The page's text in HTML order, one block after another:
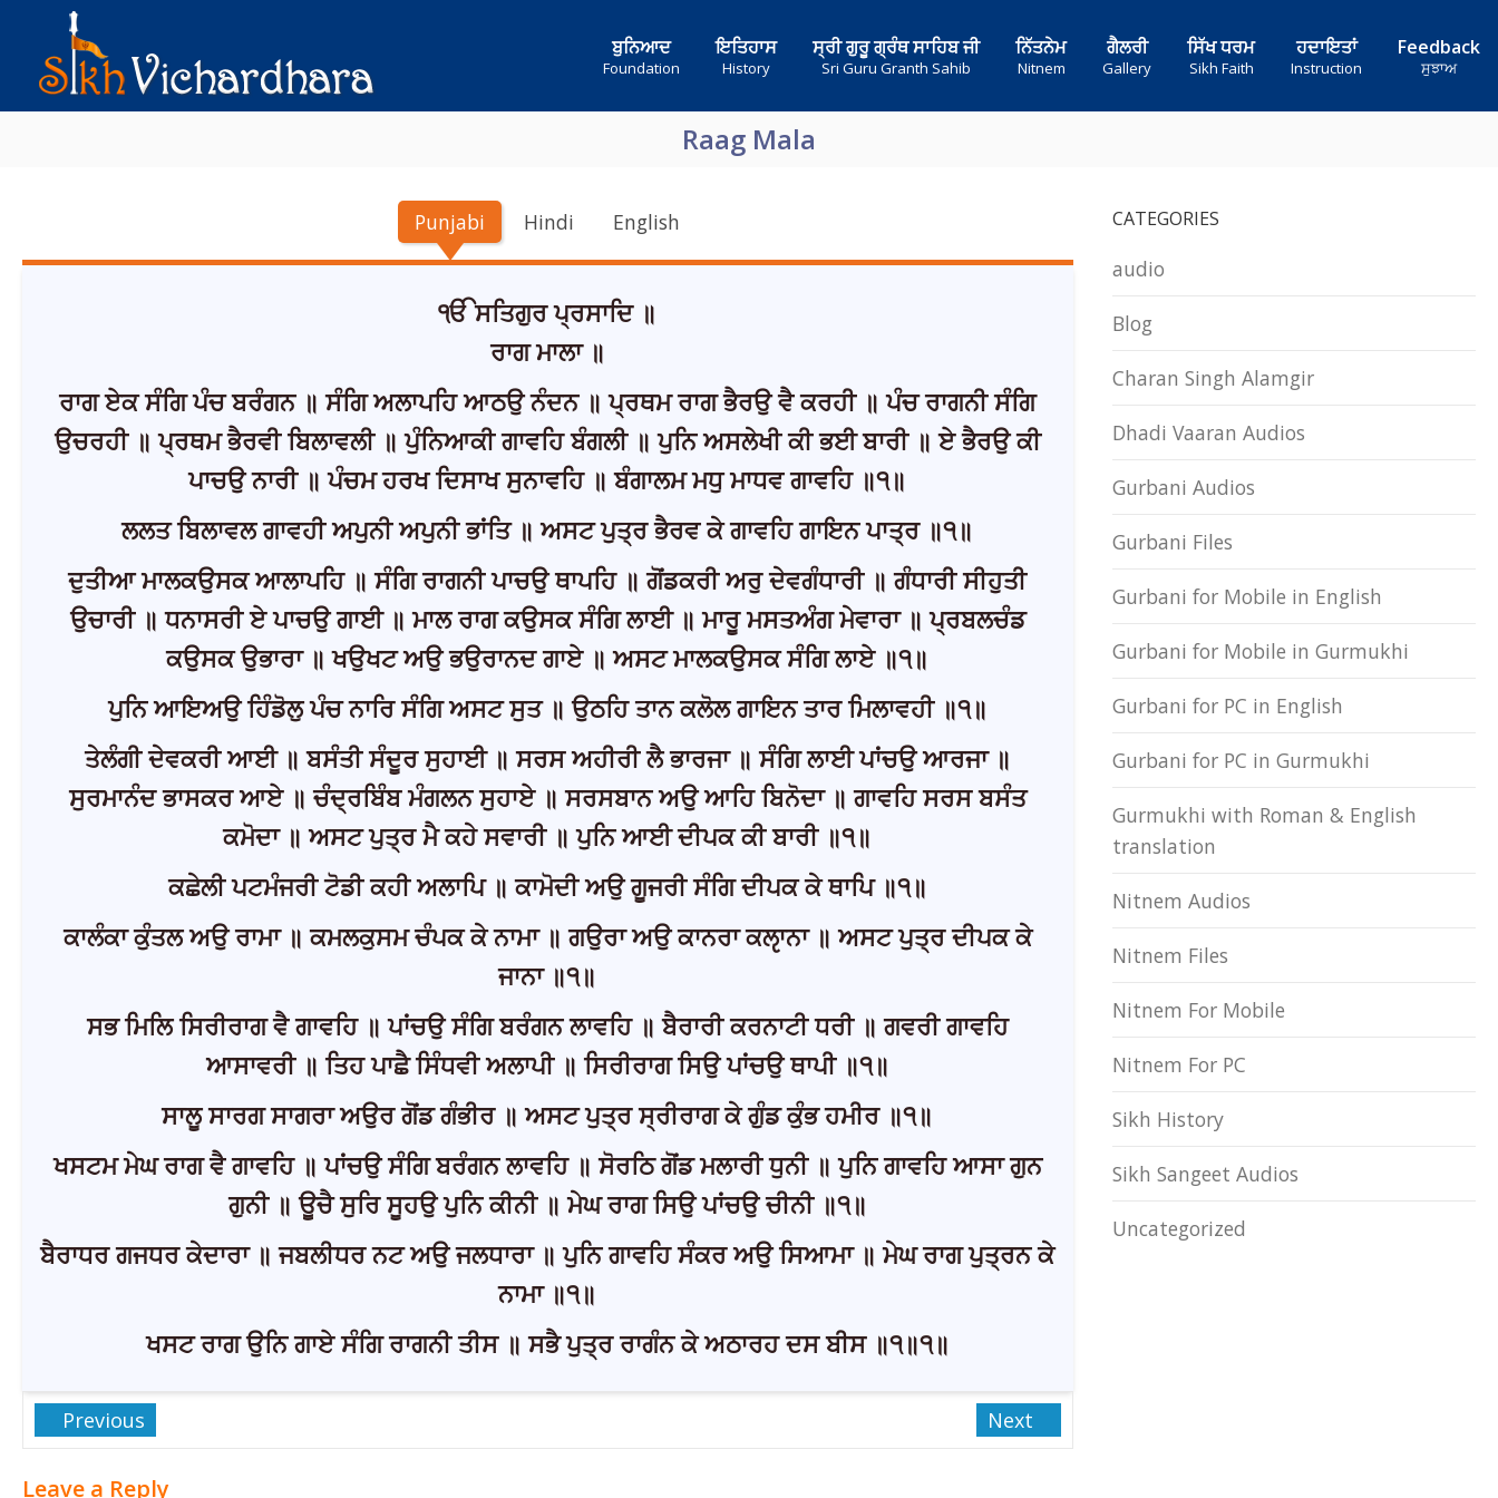
ਬੁਨਿਆਦ
Foundation
ਇਤਿਹਾਸ
History
ਸ੍ਰੀ ਗੁਰੂ ਗ੍ਰੰਥ ਸਾਹਿਬ ਜੀ
Sri Guru Granth Sahib
ਨਿੱਤਨੇਮ
Nitnem
ਗੈਲਰੀ
Gallery
ਸਿੱਖ ਧਰਮ
Sikh Faith
ਹਦਾਇਤਾਂ
Instruction
Feedback
ਸੁਝਾਅ
Raag Mala
Punjabi Hindi English
ੴ ਸਤਿਗੁਰ ਪ੍ਰਸਾਦਿ ॥
ਰਾਗ ਮਾਲਾ ॥
ਰਾਗ ਏਕ ਸੰਗਿ ਪੰਚ ਬਰੰਗਨ ॥ ਸੰਗਿ ਅਲਾਪਹਿ ਆਠਉ ਨੰਦਨ ॥ ਪ੍ਰਥਮ ਰਾਗ ਭੈਰਉ ਵੈ ਕਰਹੀ ॥ ਪੰਚ ਰਾਗਨੀ ਸੰਗਿ
ਉਚਰਹੀ ॥ ਪ੍ਰਥਮ ਭੈਰਵੀ ਬਿਲਾਵਲੀ ॥ ਪੁੰਨਿਆਕੀ ਗਾਵਹਿ ਬੰਗਲੀ ॥ ਪੁਨਿ ਅਸਲੇਖੀ ਕੀ ਭਈ ਬਾਰੀ ॥ ਏ ਭੈਰਉ ਕੀ
ਪਾਚਉ ਨਾਰੀ ॥ ਪੰਚਮ ਹਰਖ ਦਿਸਾਖ ਸੁਨਾਵਹਿ ॥ ਬੰਗਾਲਮ ਮਧੁ ਮਾਧਵ ਗਾਵਹਿ ॥੧॥
ਲਲਤ ਬਿਲਾਵਲ ਗਾਵਹੀ ਅਪੁਨੀ ਅਪੁਨੀ ਭਾਂਤਿ ॥ ਅਸਟ ਪੁਤ੍ਰ ਭੈਰਵ ਕੇ ਗਾਵਹਿ ਗਾਇਨ ਪਾਤ੍ਰ ॥੧॥
ਦੁਤੀਆ ਮਾਲਕਉਸਕ ਆਲਾਪਹਿ ॥ ਸੰਗਿ ਰਾਗਨੀ ਪਾਚਉ ਥਾਪਹਿ ॥ ਗੋਂਡਕਰੀ ਅਰੁ ਦੇਵਗੰਧਾਰੀ ॥ ਗੰਧਾਰੀ ਸੀਹੁਤੀ
ਉਚਾਰੀ ॥ ਧਨਾਸਰੀ ਏ ਪਾਚਉ ਗਾਈ ॥ ਮਾਲ ਰਾਗ ਕਉਸਕ ਸੰਗਿ ਲਾਈ ॥ ਮਾਰੂ ਮਸਤਅੰਗ ਮੇਵਾਰਾ ॥ ਪ੍ਰਬਲਚੰਡ
ਕਉਸਕ ਉਭਾਰਾ ॥ ਖਉਖਟ ਅਉ ਭਉਰਾਨਦ ਗਾਏ ॥ ਅਸਟ ਮਾਲਕਉਸਕ ਸੰਗਿ ਲਾਏ ॥੧॥
ਪੁਨਿ ਆਇਅਉ ਹਿੰਡੋਲੁ ਪੰਚ ਨਾਰਿ ਸੰਗਿ ਅਸਟ ਸੁਤ ॥ ਉਠਹਿ ਤਾਨ ਕਲੋਲ ਗਾਇਨ ਤਾਰ ਮਿਲਾਵਹੀ ॥੧॥
ਤੇਲੰਗੀ ਦੇਵਕਰੀ ਆਈ ॥ ਬਸੰਤੀ ਸੰਦੂਰ ਸੁਹਾਈ ॥ ਸਰਸ ਅਹੀਰੀ ਲੈ ਭਾਰਜਾ ॥ ਸੰਗਿ ਲਾਈ ਪਾਂਚਉ ਆਰਜਾ ॥
ਸੁਰਮਾਨੰਦ ਭਾਸਕਰ ਆਏ ॥ ਚੰਦ੍ਰਬਿੰਬ ਮੰਗਲਨ ਸੁਹਾਏ ॥ ਸਰਸਬਾਨ ਅਉ ਆਹਿ ਬਿਨੋਦਾ ॥ ਗਾਵਹਿ ਸਰਸ ਬਸੰਤ
ਕਮੋਦਾ ॥ ਅਸਟ ਪੁਤ੍ਰ ਮੈ ਕਹੇ ਸਵਾਰੀ ॥ ਪੁਨਿ ਆਈ ਦੀਪਕ ਕੀ ਬਾਰੀ ॥੧॥
ਕਛੇਲੀ ਪਟਮੰਜਰੀ ਟੋਡੀ ਕਹੀ ਅਲਾਪਿ ॥ ਕਾਮੋਦੀ ਅਉ ਗੂਜਰੀ ਸੰਗਿ ਦੀਪਕ ਕੇ ਥਾਪਿ ॥੧॥
ਕਾਲੰਕਾ ਕੁੰਤਲ ਅਉ ਰਾਮਾ ॥ ਕਮਲਕੁਸਮ ਚੰਪਕ ਕੇ ਨਾਮਾ ॥ ਗਉਰਾ ਅਉ ਕਾਨਰਾ ਕਲੵਾਨਾ ॥ ਅਸਟ ਪੁਤ੍ਰ ਦੀਪਕ ਕੇ
ਜਾਨਾ ॥੧॥
ਸਭ ਮਿਲਿ ਸਿਰੀਰਾਗ ਵੈ ਗਾਵਹਿ ॥ ਪਾਂਚਉ ਸੰਗਿ ਬਰੰਗਨ ਲਾਵਹਿ ॥ ਬੈਰਾਰੀ ਕਰਨਾਟੀ ਧਰੀ ॥ ਗਵਰੀ ਗਾਵਹਿ
ਆਸਾਵਰੀ ॥ ਤਿਹ ਪਾਛੈ ਸਿੰਧਵੀ ਅਲਾਪੀ ॥ ਸਿਰੀਰਾਗ ਸਿਉ ਪਾਂਚਉ ਥਾਪੀ ॥੧॥
ਸਾਲੂ ਸਾਰਗ ਸਾਗਰਾ ਅਉਰ ਗੋਂਡ ਗੰਭੀਰ ॥ ਅਸਟ ਪੁਤ੍ਰ ਸ੍ਰੀਰਾਗ ਕੇ ਗੁੰਡ ਕੁੰਭ ਹਮੀਰ ॥੧॥
ਖਸਟਮ ਮੇਘ ਰਾਗ ਵੈ ਗਾਵਹਿ ॥ ਪਾਂਚਉ ਸੰਗਿ ਬਰੰਗਨ ਲਾਵਹਿ ॥ ਸੋਰਠਿ ਗੋਂਡ ਮਲਾਰੀ ਧੁਨੀ ॥ ਪੁਨਿ ਗਾਵਹਿ ਆਸਾ ਗੁਨ
ਗੁਨੀ ॥ ਊਚੈ ਸੁਰਿ ਸੂਹਉ ਪੁਨਿ ਕੀਨੀ ॥ ਮੇਘ ਰਾਗ ਸਿਉ ਪਾਂਚਉ ਚੀਨੀ ॥੧॥
ਬੈਰਾਧਰ ਗਜਧਰ ਕੇਦਾਰਾ ॥ ਜਬਲੀਧਰ ਨਟ ਅਉ ਜਲਧਾਰਾ ॥ ਪੁਨਿ ਗਾਵਹਿ ਸੰਕਰ ਅਉ ਸਿਆਮਾ ॥ ਮੇਘ ਰਾਗ ਪੁਤ੍ਰਨ ਕੇ
ਨਾਮਾ ॥੧॥
ਖਸਟ ਰਾਗ ਉਨਿ ਗਾਏ ਸੰਗਿ ਰਾਗਨੀ ਤੀਸ ॥ ਸਭੈ ਪੁਤ੍ਰ ਰਾਗੰਨ ਕੇ ਅਠਾਰਹ ਦਸ ਬੀਸ ॥੧॥੧॥
Previous Next
Leave a Reply
CATEGORIES
audio
Blog
Charan Singh Alamgir
Dhadi Vaaran Audios
Gurbani Audios
Gurbani Files
Gurbani for Mobile in English
Gurbani for Mobile in Gurmukhi
Gurbani for PC in English
Gurbani for PC in Gurmukhi
Gurmukhi with Roman & English
translation
Nitnem Audios
Nitnem Files
Nitnem For Mobile
Nitnem For PC
Sikh History
Sikh Sangeet Audios
Uncategorized